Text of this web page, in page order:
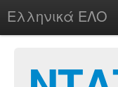
Ελληνικά ΕΛΟ